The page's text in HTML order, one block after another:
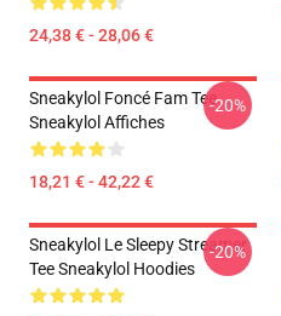
24,38 € - 28,06 €
Sneakylol Foncé Fam Tee
Sneakylol Affiches
18,21 € - 42,22 €
-20%
Sneakylol Le Sleepy Streamer
Tee Sneakylol Hoodies
-20%